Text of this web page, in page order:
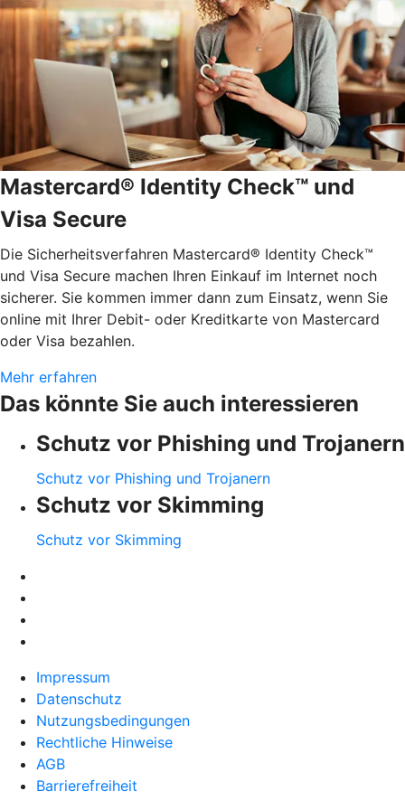
Mastercard® Identity Check™ und
Visa Secure
Die Sicherheitsverfahren Mastercard® Identity Check™
und Visa Secure machen Ihren Einkauf im Internet noch
sicherer. Sie kommen immer dann zum Einsatz, wenn Sie
online mit Ihrer Debit- oder Kreditkarte von Mastercard
oder Visa bezahlen.
Mehr erfahren
Das könnte Sie auch interessieren
Schutz vor Phishing und Trojanern
Schutz vor Phishing und Trojanern
Schutz vor Skimming
Schutz vor Skimming
Impressum
Datenschutz
Nutzungsbedingungen
Rechtliche Hinweise
AGB
Barrierefreiheit